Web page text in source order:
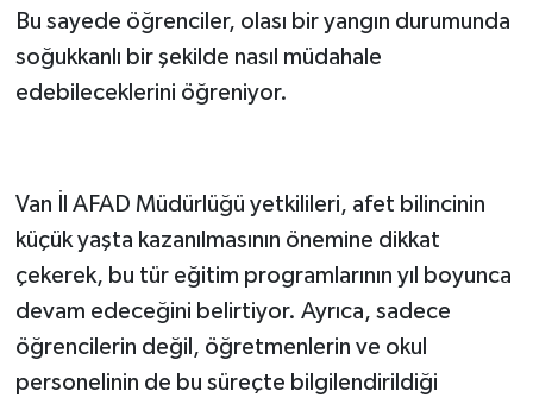
Bu sayede öğrenciler, olası bir yangın durumunda
soğukkanlı bir şekilde nasıl müdahale
edebileceklerini öğreniyor.
Van İl AFAD Müdürlüğü yetkilileri, afet bilincinin
küçük yaşta kazanılmasının önemine dikkat
çekerek, bu tür eğitim programlarının yıl boyunca
devam edeceğini belirtiyor. Ayrıca, sadece
öğrencilerin değil, öğretmenlerin ve okul
personelinin de bu süreçte bilgilendirildiği